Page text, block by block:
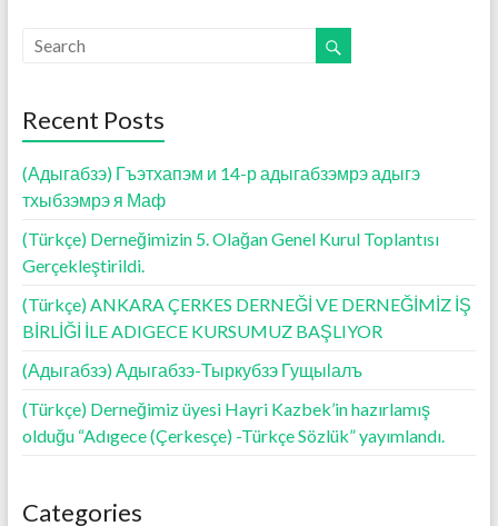
Recent Posts
(Адыгабзэ) Гъэтхапэм и 14-р адыгабзэмрэ адыгэ
тхыбзэмрэ я Маф
(Türkçe) Derneğimizin 5. Olağan Genel Kurul Toplantısı
Gerçekleştirildi.
(Türkçe) ANKARA ÇERKES DERNEĞİ VE DERNEĞİMİZ İŞ
BİRLİĞİ İLE ADIGECE KURSUMUZ BAŞLIYOR
(Адыгабзэ) Адыгабзэ-Тыркубзэ Гущыӏалъ
(Türkçe) Derneğimiz üyesi Hayri Kazbek’in hazırlamış
olduğu “Adıgece (Çerkesçe) -Türkçe Sözlük” yayımlandı.
Categories